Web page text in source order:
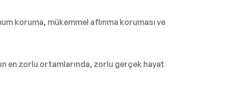
koruma, mükemmel aflınma koruması ve
en zorlu ortamlarında, zorlu gerçek hayat